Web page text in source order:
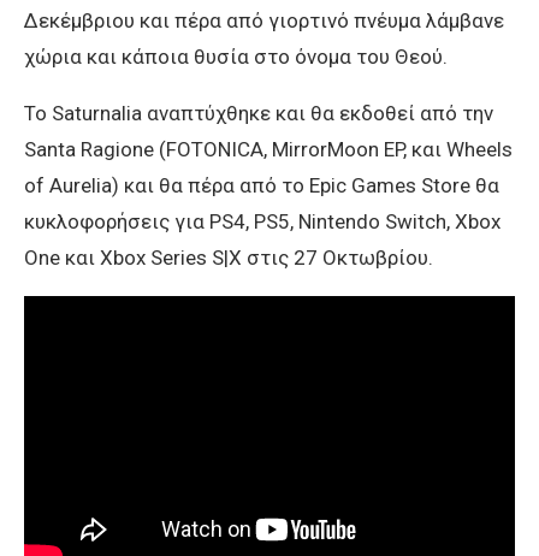
Δεκέμβριου και πέρα από γιορτινό πνέυμα λάμβανε
χώρια και κάποια θυσία στο όνομα του Θεού.
Το Saturnalia αναπτύχθηκε και θα εκδοθεί από την
Santa Ragione (FOTONICA, MirrorMoon EP, και Wheels
of Aurelia) και θα πέρα από το Epic Games Store θα
κυκλοφορήσεις για PS4, PS5, Nintendo Switch, Χbox
One και Xbox Series S|X στις 27 Οκτωβρίου.